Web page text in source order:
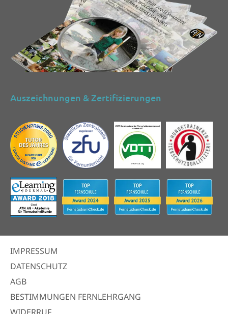
Auszeichnungen & Zertifizierungen
IMPRESSUM
DATENSCHUTZ
AGB
BESTIMMUNGEN FERNLEHRGANG